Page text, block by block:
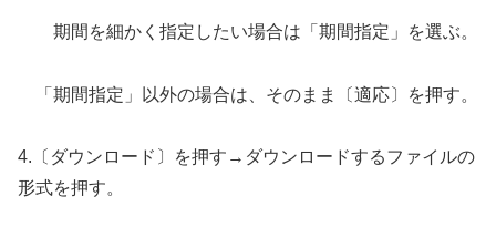
期間を細かく指定したい場合は「期間指定」を選ぶ。
「期間指定」以外の場合は、そのまま〔適応〕を押す。
4.〔ダウンロード〕を押す→ダウンロードするファイルの
形式を押す。